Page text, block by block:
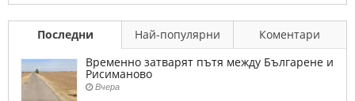
Последни Най-популярни
Коментари
Временно затварят пътя между Българене и
Рисиманово
Вчера